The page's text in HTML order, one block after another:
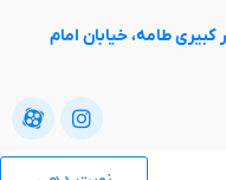
کبیری طامه، خیابان امام